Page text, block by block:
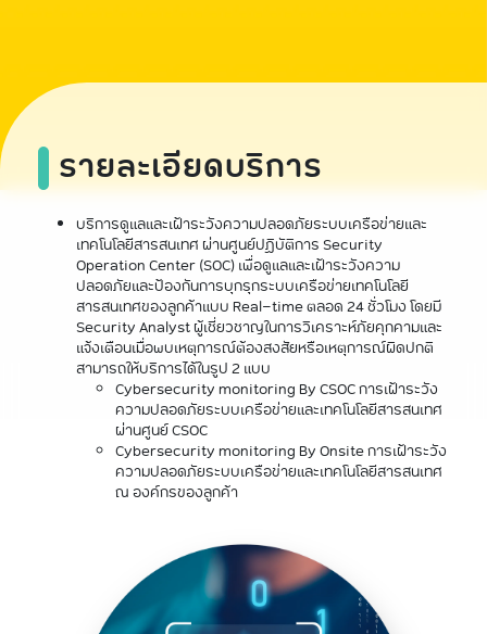
รายละเอียดบริการ
บริการดูแลและเฝ้าระวังความปลอดภัยระบบเครือข่ายและ
เทคโนโลยีสารสนเทศ ผ่านศูนย์ปฏิบัติการ Security
Operation Center (SOC) เพื่อดูแลและเฝ้าระวังความ
ปลอดภัยและป้องกันการบุกรุกระบบเครือข่ายเทคโนโลยี
สารสนเทศของลูกค้าแบบ Real-time ตลอด 24 ชั่วโมง โดยมี
Security Analyst ผู้เชี่ยวชาญในการวิเคราะห์ภัยคุกคามและ
แจ้งเตือนเมื่อพบเหตุการณ์ต้องสงสัยหรือเหตุการณ์ผิดปกติ
สามารถให้บริการได้ในรูป 2 แบบ
Cybersecurity monitoring By CSOC การเฝ้าระวัง
ความปลอดภัยระบบเครือข่ายและเทคโนโลยีสารสนเทศ
ผ่านศูนย์ CSOC
Cybersecurity monitoring By Onsite การเฝ้าระวัง
ความปลอดภัยระบบเครือข่ายและเทคโนโลยีสารสนเทศ
ณ องค์กรของลูกค้า